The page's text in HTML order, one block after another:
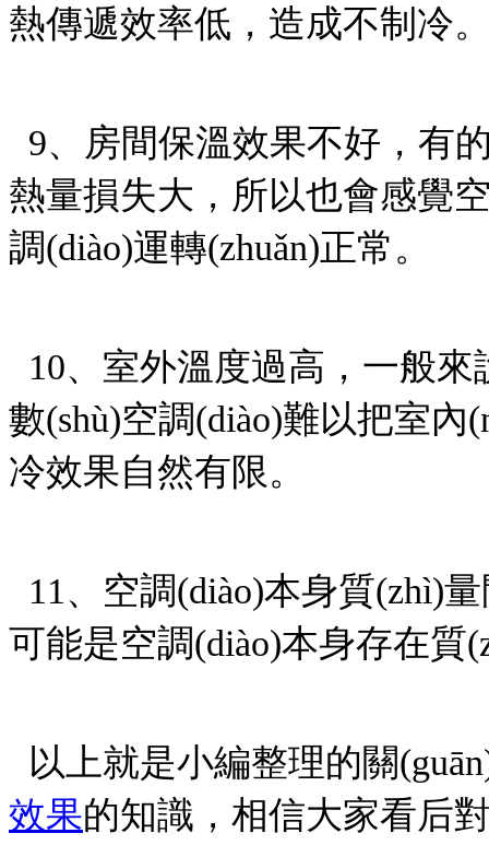
熱傳遞效率低，造成不制冷
9、房間保溫效果不好，有
熱量損失大，所以也會感覺空
調(diào)運轉(zhuǎn)正常。
10、室外溫度過高，一
數(shù)空調(diào)難以把室
冷效果自然有限。
11、空調(diào)本身質(zhì)量
可能是空調(diào)本身存在質
以上就是小編整理的關
效果的知識，相信大家看